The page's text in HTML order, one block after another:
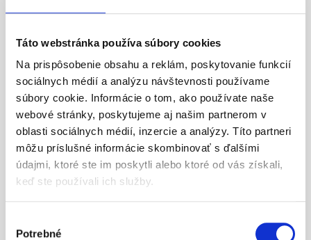
Táto webstránka používa súbory cookies
Na prispôsobenie obsahu a reklám, poskytovanie funkcií
sociálnych médií a analýzu návštevnosti používame
súbory cookie. Informácie o tom, ako používate naše
webové stránky, poskytujeme aj našim partnerom v
oblasti sociálnych médií, inzercie a analýzy. Títo partneri
môžu príslušné informácie skombinovať s ďalšími
údajmi, ktoré ste im poskytli alebo ktoré od vás získali,
keď ste používali ich služby.
súhlasu
Potrebnémechanizmu